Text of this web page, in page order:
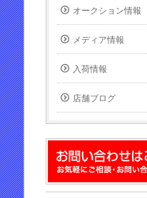
メ
ー
ル
で
送
信
し
ウ
ィ
ン
ド
開
ま
す)
し
い
ウ
ィ
ン
ド
で
開
き
ま
す)
オークション情報
メディア情報
入荷情報
店舗ブログ